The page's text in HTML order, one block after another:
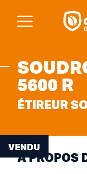
5600 R
ÉTIREUR
VENDU
À PROPOS